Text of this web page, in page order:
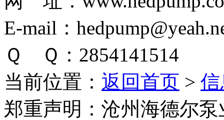
E-mail：
Ｑ Ｑ：2854141514
当前位置： 返回首页 >
郑重声明： 沧州海德尔